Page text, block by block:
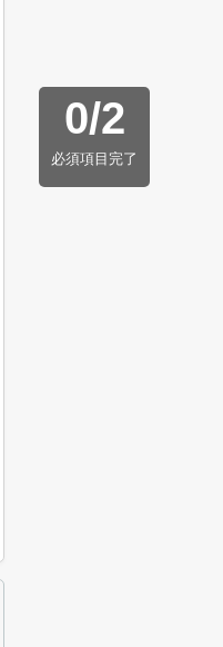
0/2
必須項目完了